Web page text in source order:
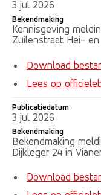
3 jul 2026
Bekendmaking
Kennisgeving
Zuilenstraat Hei- en
Download
Lees op
Publicatiedatum
3 jul 2026
Bekendmaking
Bekendmaking
Dijkleger 24 in
Download